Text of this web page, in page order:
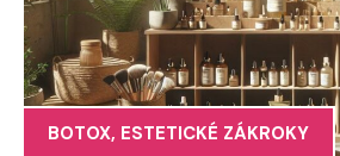
BOTOX, ESTETICKÉ ZÁKROKY